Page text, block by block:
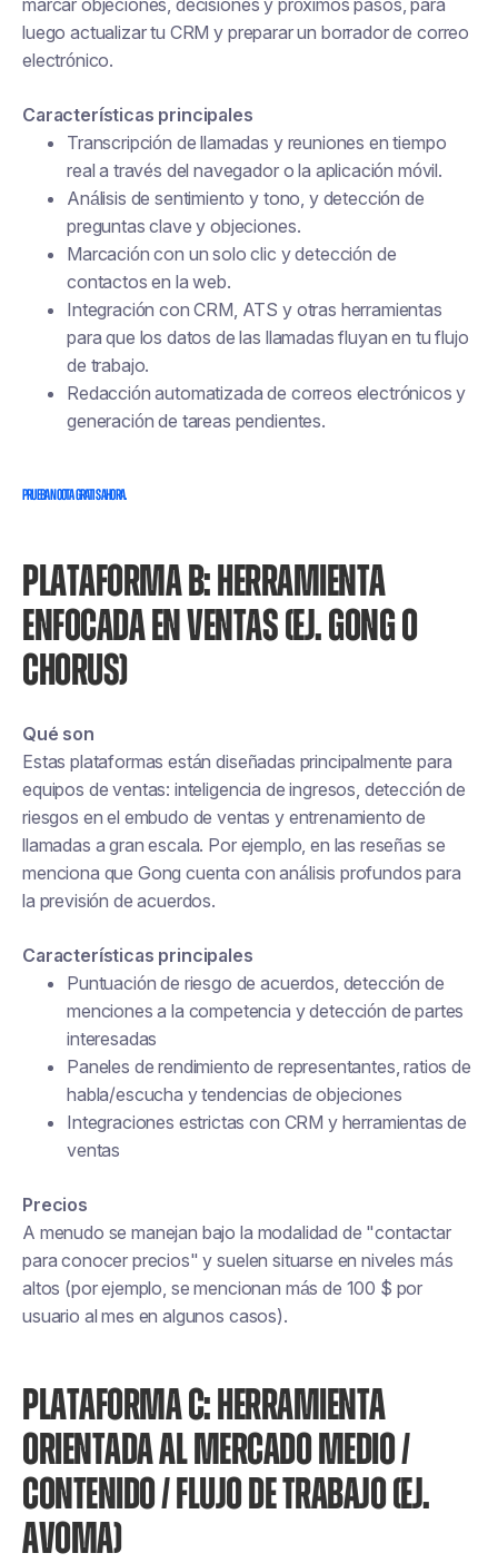
marcar objeciones, decisiones y próximos pasos, para
luego actualizar tu CRM y preparar un borrador de correo
electrónico.
Características principales
Transcripción de llamadas y reuniones en tiempo
real a través del navegador o la aplicación móvil.
Análisis de sentimiento y tono, y detección de
preguntas clave y objeciones.
Marcación con un solo clic y detección de
contactos en la web.
Integración con CRM, ATS y otras herramientas
para que los datos de las llamadas fluyan en tu flujo
de trabajo.
Redacción automatizada de correos electrónicos y
generación de tareas pendientes.
Prueba Noota gratis ahora.
PLATAFORMA B: HERRAMIENTA
ENFOCADA EN VENTAS (EJ. GONG O
CHORUS)
Qué son
Estas plataformas están diseñadas principalmente para
equipos de ventas: inteligencia de ingresos, detección de
riesgos en el embudo de ventas y entrenamiento de
llamadas a gran escala. Por ejemplo, en las reseñas se
menciona que Gong cuenta con análisis profundos para
la previsión de acuerdos.
Características principales
Puntuación de riesgo de acuerdos, detección de
menciones a la competencia y detección de partes
interesadas
Paneles de rendimiento de representantes, ratios de
habla/escucha y tendencias de objeciones
Integraciones estrictas con CRM y herramientas de
ventas
Precios
A menudo se manejan bajo la modalidad de "contactar
para conocer precios" y suelen situarse en niveles más
altos (por ejemplo, se mencionan más de 100 $ por
usuario al mes en algunos casos).
PLATAFORMA C: HERRAMIENTA
ORIENTADA AL MERCADO MEDIO /
CONTENIDO / FLUJO DE TRABAJO (EJ.
AVOMA)